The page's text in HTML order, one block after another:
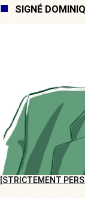
SIGNÉ
[STRICTEMENT